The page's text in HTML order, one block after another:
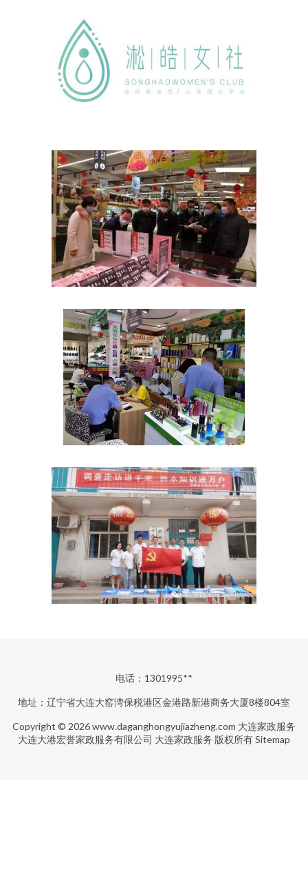
电话：1301995**
地址：辽宁省大连大窑湾保税港区金港路新港商务大厦8楼804室
Copyright © 2026www.daganghongyujiazheng.com 大连家政服务
大连大港宏誉家政服务有限公司 大连家政服务 版权所有Sitemap